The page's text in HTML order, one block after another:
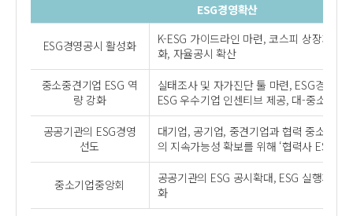
ESG경영확산
ESG경영공시 활성화
K-ESG 가이드라인 마련, 코스피 상장기업
화, 자율공시 확산
중소중견기업 ESG 역
량 강화
실태조사 및 자가진단 툴 마련, ESG경영교
ESG 우수기업 인센티브 제공, 대-중소 벤
공공기관의 ESG경영
선도
대기업, 공기업, 중견기업과 협력 중소기업
의 지속가능성 확보를 위해 ‘협력사 ESG 지
중소기업중앙회
공공기관의 ESG 공시확대, ESG 실행계획
화